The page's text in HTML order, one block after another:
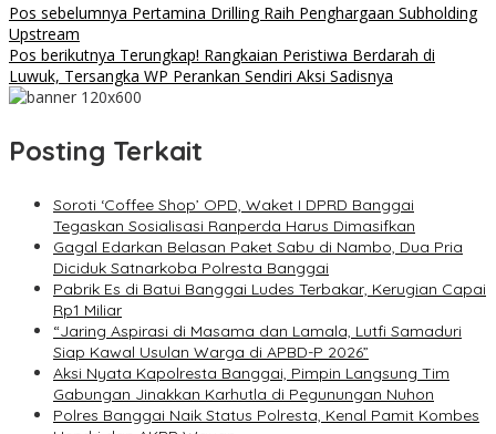
Navigasi
pos
Pos sebelumnya Pertamina Drilling Raih Penghargaan Subholding
Upstream
Pos berikutnya Terungkap! Rangkaian Peristiwa Berdarah di
Luwuk, Tersangka WP Perankan Sendiri Aksi Sadisnya
Posting Terkait
Soroti ‘Coffee Shop’ OPD, Waket I DPRD Banggai
Tegaskan Sosialisasi Ranperda Harus Dimasifkan
Gagal Edarkan Belasan Paket Sabu di Nambo, Dua Pria
Diciduk Satnarkoba Polresta Banggai
Pabrik Es di Batui Banggai Ludes Terbakar, Kerugian Capai
Rp1 Miliar
“Jaring Aspirasi di Masama dan Lamala, Lutfi Samaduri
Siap Kawal Usulan Warga di APBD-P 2026”
Aksi Nyata Kapolresta Banggai, Pimpin Langsung Tim
Gabungan Jinakkan Karhutla di Pegunungan Nuhon
Polres Banggai Naik Status Polresta, Kenal Pamit Kombes